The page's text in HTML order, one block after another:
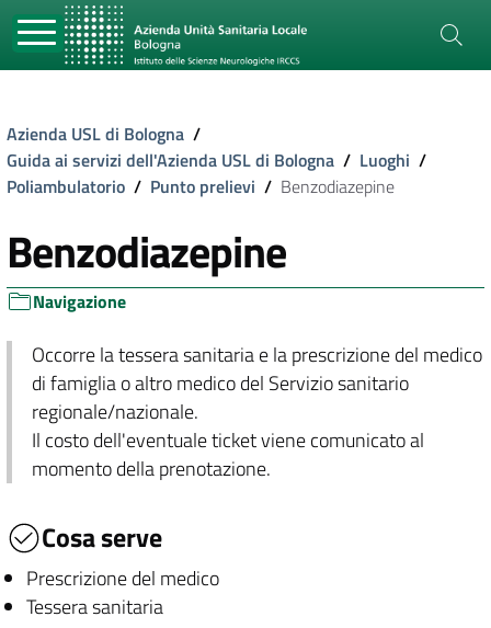
Azienda USL di Bologna /
Guida ai servizi dell'Azienda USL di Bologna / Luoghi /
Poliambulatorio / Punto prelievi / Benzodiazepine
Benzodiazepine
Navigazione
Occorre la tessera sanitaria e la prescrizione del medico
di famiglia o altro medico del Servizio sanitario
regionale/nazionale.
Il costo dell'eventuale ticket viene comunicato al
momento della prenotazione.
Cosa serve
Prescrizione del medico
Tessera sanitaria